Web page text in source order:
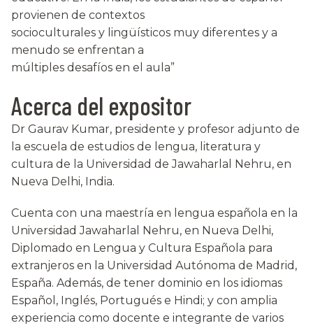
provienen de contextos
socioculturales y lingüísticos muy diferentes y a
menudo se enfrentan a
múltiples desafíos en el aula”
Acerca del expositor
Dr Gaurav Kumar, presidente y profesor adjunto de
la escuela de estudios de lengua, literatura y
cultura de la Universidad de Jawaharlal Nehru, en
Nueva Delhi, India.
Cuenta con una maestría en lengua española en la
Universidad Jawaharlal Nehru, en Nueva Delhi,
Diplomado en Lengua y Cultura Española para
extranjeros en la Universidad Autónoma de Madrid,
España. Además, de tener dominio en los idiomas
Español, Inglés, Portugués e Hindi; y con amplia
experiencia como docente e integrante de varios